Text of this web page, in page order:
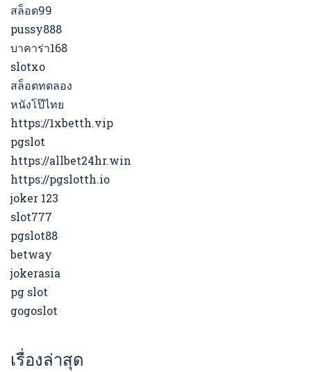
สล็อต99
pussy888
บาคาร่า168
slotxo
สล็อตทดลอง
หนังโป๊ไทย
https://1xbetth.vip
pgslot
https://allbet24hr.win
https://pgslotth.io
joker 123
slot777
pgslot88
betway
jokerasia
pg slot
gogoslot
เรื่องล่าสุด